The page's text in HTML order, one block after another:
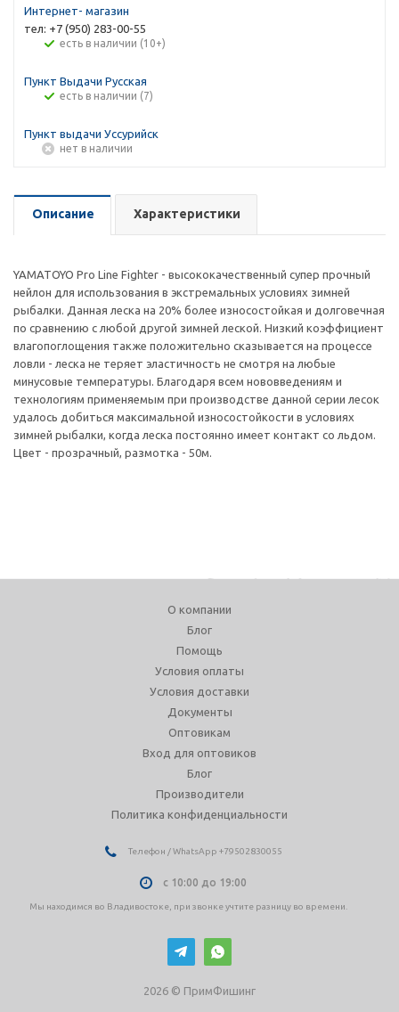
Интернет- магазин
тел: +7 (950) 283-00-55
Есть в наличии (10+)
Пункт Выдачи Русская
Есть в наличии (7)
Пункт выдачи Уссурийск
Нет в наличии
Описание Характеристики
YAMATOYO Pro Line Fighter - высококачественный супер прочный
нейлон для использования в экстремальных условиях зимней
рыбалки. Данная леска на 20% более износостойкая и долговечная
по сравнению с любой другой зимней леской. Низкий коэффициент
влагопоглощения также положительно сказывается на процессе
ловли - леска не теряет эластичность не смотря на любые
минусовые температуры. Благодаря всем нововведениям и
технологиям применяемым при производстве данной серии лесок
удалось добиться максимальной износостойкости в условиях
зимней рыбалки, когда леска постоянно имеет контакт со льдом.
Цвет - прозрачный, размотка - 50м.
О компании
Блог
Помощь
Условия оплаты
Условия доставки
Документы
Оптовикам
Вход для оптовиков
Блог
Производители
Политика конфиденциальности
Телефон / WhatsApp +79502830055
с 10:00 до 19:00
Мы находимся во Владивостоке, при звонке учтите разницу во времени.
2026 © ПримФишинг